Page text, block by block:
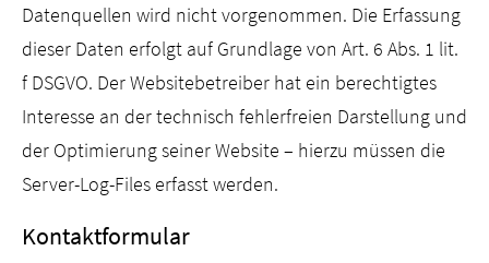
Datenquellen wird nicht vorgenommen. Die Erfassung
dieser Daten erfolgt auf Grundlage von Art. 6 Abs. 1 lit.
f DSGVO. Der Websitebetreiber hat ein berechtigtes
Interesse an der technisch fehlerfreien Darstellung und
der Optimierung seiner Website – hierzu müssen die
Server-Log-Files erfasst werden.
Kontaktformular